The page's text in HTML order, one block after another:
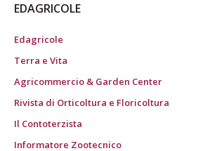
EDAGRICOLE
Edagricole
Terra e Vita
Agricommercio & Garden Center
Rivista di Orticoltura e Floricoltura
Il Contoterzista
Informatore Zootecnico